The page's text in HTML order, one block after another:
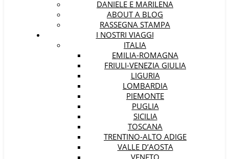
DANIELE E MARILENA
ABOUT A BLOG
RASSEGNA STAMPA
I NOSTRI VIAGGI
ITALIA
EMILIA-ROMAGNA
FRIULI-VENEZIA GIULIA
LIGURIA
LOMBARDIA
PIEMONTE
PUGLIA
SICILIA
TOSCANA
TRENTINO-ALTO ADIGE
VALLE D’AOSTA
VENETO